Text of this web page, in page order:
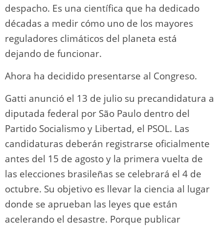
despacho. Es una científica que ha dedicado
décadas a medir cómo uno de los mayores
reguladores climáticos del planeta está
dejando de funcionar.
Ahora ha decidido presentarse al Congreso.
Gatti anunció el 13 de julio su precandidatura a
diputada federal por São Paulo dentro del
Partido Socialismo y Libertad, el PSOL. Las
candidaturas deberán registrarse oficialmente
antes del 15 de agosto y la primera vuelta de
las elecciones brasileñas se celebrará el 4 de
octubre. Su objetivo es llevar la ciencia al lugar
donde se aprueban las leyes que están
acelerando el desastre. Porque publicar